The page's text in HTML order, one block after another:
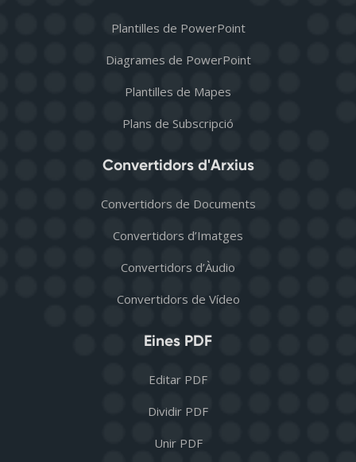
Plantilles de PowerPoint
Diagrames de PowerPoint
Plantilles de Mapes
Plans de Subscripció
Convertidors d'Arxius
Convertidors de Documents
Convertidors d’Imatges
Convertidors d’Àudio
Convertidors de Vídeo
Eines PDF
Editar PDF
Dividir PDF
Unir PDF